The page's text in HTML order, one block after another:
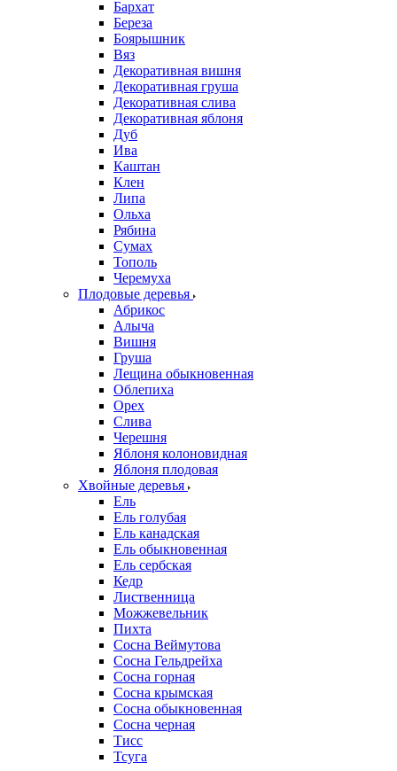
Бархат
Береза
Боярышник
Вяз
Декоративная вишня
Декоративная груша
Декоративная слива
Декоративная яблоня
Дуб
Ива
Каштан
Клен
Липа
Ольха
Рябина
Сумах
Тополь
Черемуха
Плодовые деревья
Абрикос
Алыча
Вишня
Груша
Лещина обыкновенная
Облепиха
Орех
Слива
Черешня
Яблоня колоновидная
Яблоня плодовая
Хвойные деревья
Ель
Ель голубая
Ель канадская
Ель обыкновенная
Ель сербская
Кедр
Лиственница
Можжевельник
Пихта
Сосна Веймутова
Сосна Гельдрейха
Сосна горная
Сосна крымская
Сосна обыкновенная
Сосна черная
Тисс
Тсуга